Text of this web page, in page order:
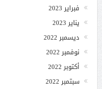
فبراير 2023
يناير 2023
ديسمبر 2022
نوفمبر 2022
أكتوبر 2022
سبتمبر 2022